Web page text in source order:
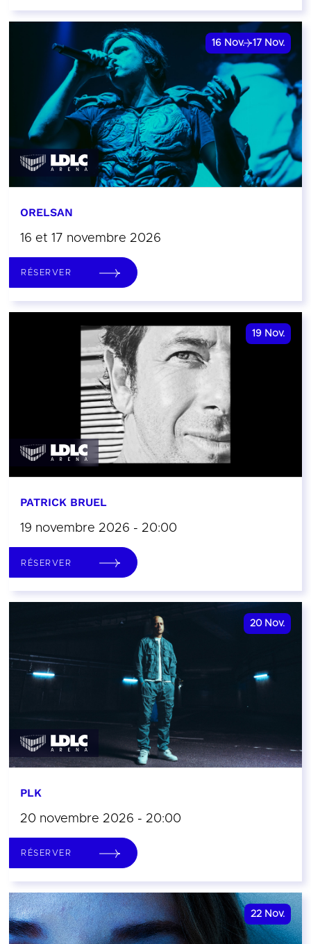
16 Nov. 17 Nov.
ORELSAN
16 et 17 novembre 2026
RÉSERVER
19 Nov.
PATRICK BRUEL
19 novembre 2026 - 20:00
RÉSERVER
20 Nov.
PLK
20 novembre 2026 - 20:00
RÉSERVER
22 Nov.